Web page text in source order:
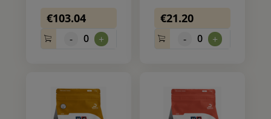
€103.04
- 0 +
€21.20
- 0 +